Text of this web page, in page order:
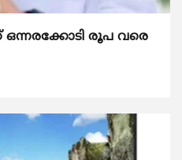
രൂപ വരെ